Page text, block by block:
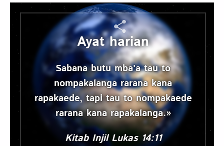
Ayat harian
Sabana butu mba'a tau to
nompakalanga rarana kana
rapakaede, tapi tau to nompakaede
rarana kana rapakalanga.»
Kitab Injil Lukas 14:11